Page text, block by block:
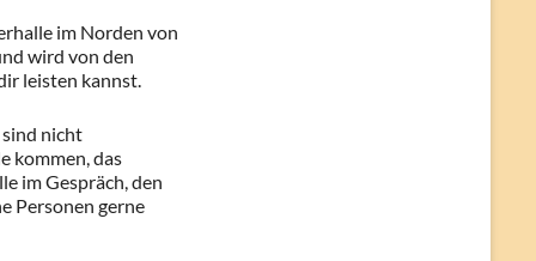
im Norden von
wird von den
leisten kannst.
nicht
kommen, das
im Gespräch, den
Personen gerne